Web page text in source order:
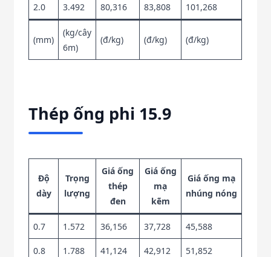
2.0 3.492 80,316 83,808 101,268
(mm)
(kg/cây
6m)
(đ/kg) (đ/kg) (đ/kg)
Thép ống phi 15.9
Độ
dày
Trọng
lượng
Giá ống
thép
đen
Giá ống
mạ
kẽm
Giá ống mạ
nhúng nóng
0.7 1.572 36,156 37,728 45,588
0.8 1.788 41,124 42,912 51,852